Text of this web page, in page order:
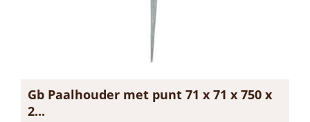
Gb Paalhouder met punt 71 x 71 x 750 x
2...